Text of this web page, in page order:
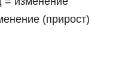
(прирост)